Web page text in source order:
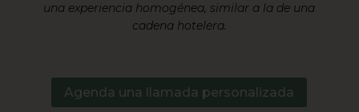
una experiencia homogénea, similar a la de una
cadena hotelera.
Agenda una llamada personalizada